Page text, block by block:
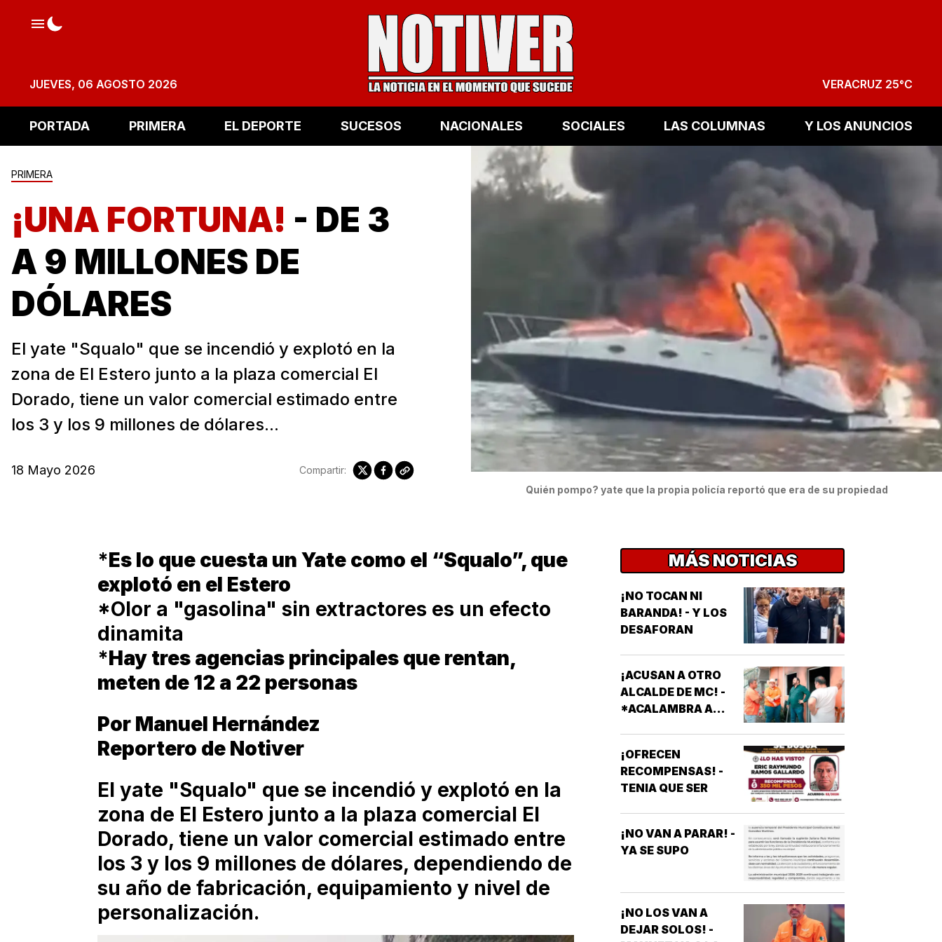
JUEVES, 06 AGOSTO 2026 VERACRUZ 25°C
PORTADA PRIMERA EL DEPORTE SUCESOS NACIONALES SOCIALES LAS COLUMNAS Y LOS ANUNCIOS
PRIMERA
¡UNA FORTUNA! - DE 3
A 9 MILLONES DE
DÓLARES
El yate "Squalo" que se incendió y explotó en la
zona de El Estero junto a la plaza comercial El
Dorado, tiene un valor comercial estimado entre
los 3 y los 9 millones de dólares...
18 Mayo 2026
Compartir:
Quién pompo? yate que la propia policía reportó que era de su propiedad
*Es lo que cuesta un Yate como el “Squalo”, que
explotó en el Estero
*Olor a "gasolina" sin extractores es un efecto
dinamita
*Hay tres agencias principales que rentan,
meten de 12 a 22 personas
Por Manuel Hernández
Reportero de Notiver
El yate "Squalo" que se incendió y explotó en la
zona de El Estero junto a la plaza comercial El
Dorado, tiene un valor comercial estimado entre
los 3 y los 9 millones de dólares, dependiendo de
su año de fabricación, equipamiento y nivel de
personalización.
MÁS NOTICIAS
¡NO TOCAN NI
BARANDA! - Y LOS
DESAFORAN
¡ACUSAN A OTRO
ALCALDE DE MC! -
*ACALAMBRA A
¡OFRECEN
RECOMPENSAS! -
TENIA QUE SER
¡NO VAN A PARAR! -
YA SE SUPO
¡NO LOS VAN A
DEJAR SOLOS! -